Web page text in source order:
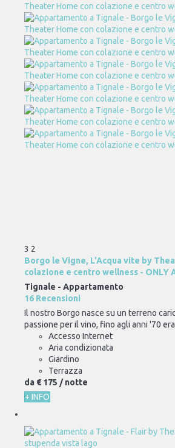
3 2
Borgo le Vigne, L'Acqua vite by
colazione e centro wellness - ONLY
Tignale - Appartamento
16 Recensioni
Il nostro Borgo nasce su un terreno
passione per il vino, fino agli anni '70
Accesso Internet
Aria condizionata
Giardino
Terrazza
da € 175 / notte
+ INFO